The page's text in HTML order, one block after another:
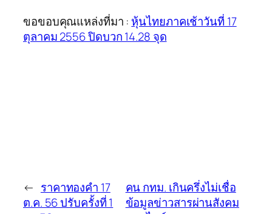
ขอขอบคุณแหล่งที่มา : หุ้นไทยภาคเช้าวันที่ 17
ตุลาคม 2556 ปิดบวก 14.28 จุด
← ราคาทองคำ 17
ต.ค. 56 ปรับครั้งที่ 1
คน กทม. เกินครึ่งไม่เชื่อ
ข้อมูลข่าวสารผ่านสังคม